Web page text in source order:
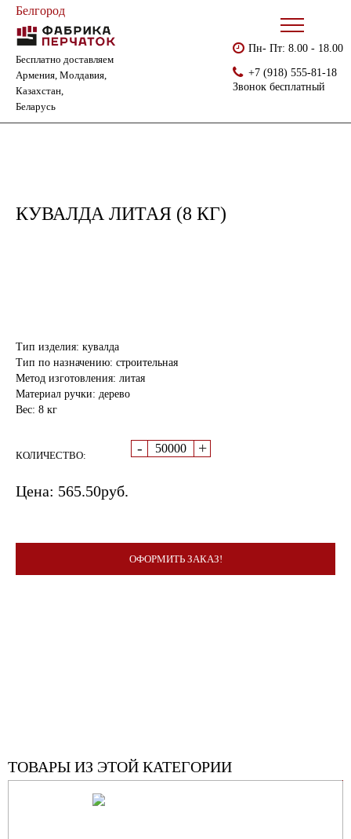
Белгород
Бесплатно доставляем
Армения, Молдавия,
Казахстан,
Беларусь
Пн- Пт: 8.00 - 18.00
+7 (918) 555-81-18
Звонок бесплатный
Хозинвентарь Кувалда литая (8 кг)
КУВАЛДА ЛИТАЯ (8 КГ)
Тип изделия: кувалда
Тип по назначению: строительная
Метод изготовления: литая
Материал ручки: дерево
Вес: 8 кг
КОЛИЧЕСТВО: - +
Цена: 565.50руб.
ОФОРМИТЬ ЗАКАЗ!
ТОВАРЫ ИЗ ЭТОЙ КАТЕГОРИИ